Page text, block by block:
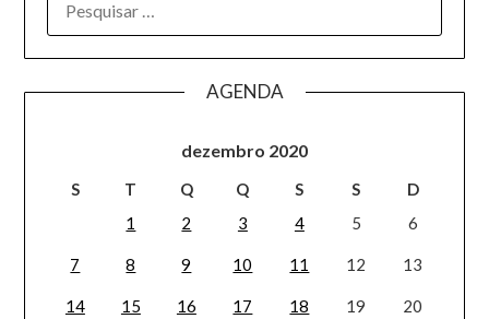
AGENDA
dezembro 2020
S T Q Q S S
D
1
2 3 4 5 6
7 8 9 10 11 12 13
14 15 16 17 18 19 20